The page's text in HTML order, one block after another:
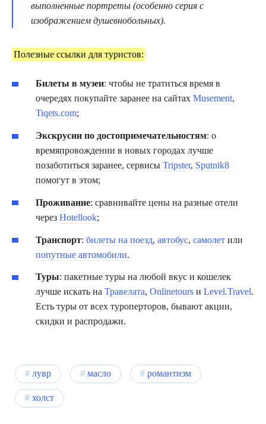
выполненные портреты (особенно серия с
изображением душевнобольных).
Полезные ссылки для туристов:
Билеты в музеи: чтобы не тратиться время в
очередях покупайте заранее на сайтах Musement,
Tiqets.com;
Экскрусии по достопримечательностям: о
времяпровождении в новых городах лучше
позаботиться заранее, сервисы Tripster, Sputnik8
помогут в этом;
Проживание: сравнивайте цены на разные отели
через Hotellook;
Транспорт: билеты на поезд, автобус, самолет или
попутные автомобили.
Туры: пакетные туры на любой вкус и кошелек
лучше искать на Травелата, Onlinetours и Level.Travel.
Есть туры от всех туроперторов, бывают акции,
скидки и распродажи.
лувр масло романтизм
холст